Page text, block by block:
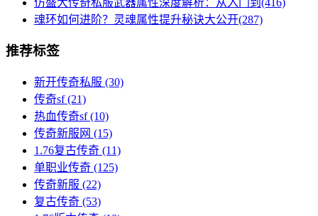
魂环如何进阶？灵魂属性提升秘诀大公开(287)
推荐标签
新开传奇私服 (30)
传奇sf(21)
热血传奇sf(10)
传奇新服网 (15)
1.76复古传奇 (11)
单职业传奇 (125)
传奇新服 (22)
复古传奇 (53)